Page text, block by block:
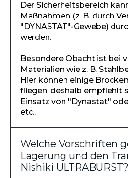
Der Sicherheitsbereich
Maßnahmen (z. B. durch
"DYNASTAT"-Gewebe)
werden.
Besondere Obacht ist bei
Materialien wie z. B.
Hier können einige
fliegen, deshalb empfiehlt
Einsatz von "Dynastat"
etc..
Welche Vorschriften
Lagerung und den
Nishiki ULTRABURST?